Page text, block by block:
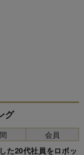
グ
た20代社員をロボッ
会員